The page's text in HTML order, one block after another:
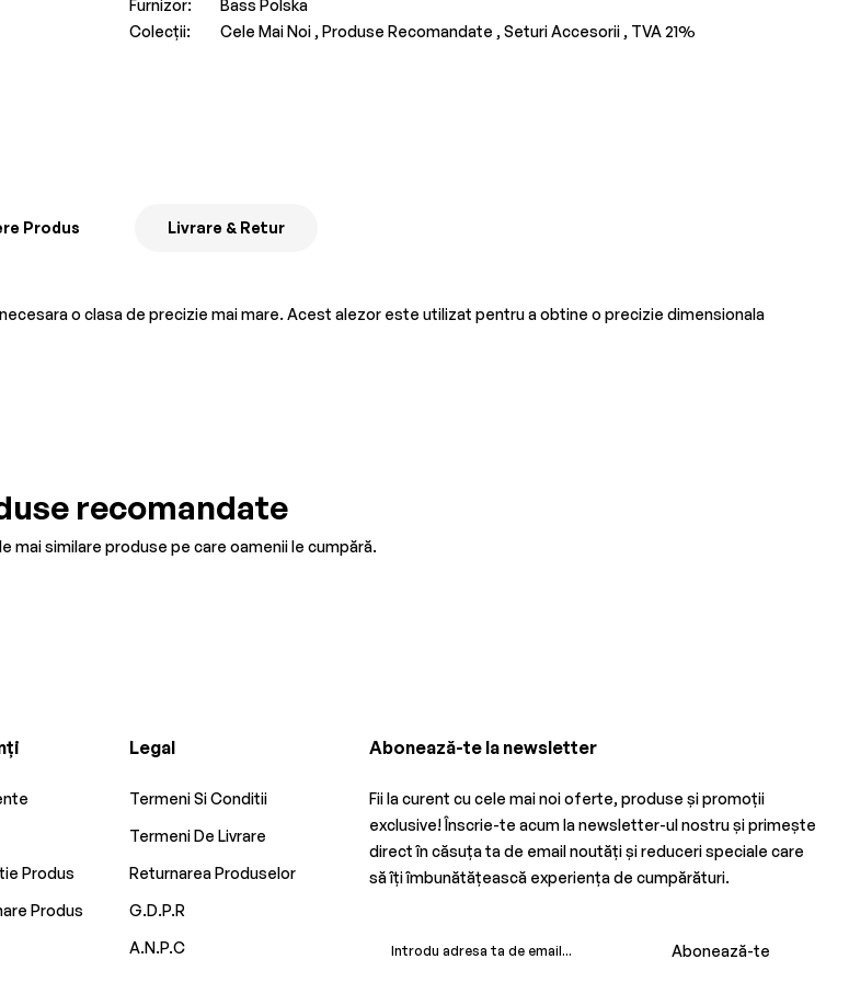
Furnizor:
Bass Polska
Colecții:
Cele Mai Noi , Produse Recomandate , Seturi Accesorii , TVA 21%
Produs Livrare & Retur
o clasa de precizie mai mare. Acest alezor este utilizat pentru a obtine o precizie dimensionala
recomandate
mai similare produse pe care oamenii le cumpără.
Produs
Produs
Legal
Termeni Si Conditii
Termeni De Livrare
Returnarea Produselor
G.D.P.R
A.N.P.C
Abonează-te la newsletter
Fii la curent cu cele mai noi oferte, produse și promoții
exclusive! Înscrie-te acum la newsletter-ul nostru și primește
direct în căsuța ta de email noutăți și reduceri speciale care
să îți îmbunătățească experiența de cumpărături.
Abonează-te